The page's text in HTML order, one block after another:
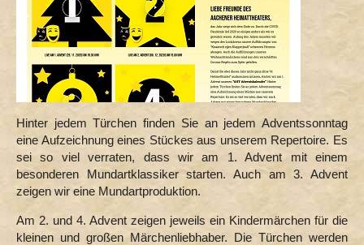
Hinter jedem Türchen finden Sie an jedem Adventssonntag
eine Aufzeichnung eines Stückes aus unserem Repertoire. Es
sei so viel verraten, dass wir am 1. Advent mit einem
besonderen Mundartklassiker starten. Auch am 3. Advent
zeigen wir eine Mundartproduktion.
Am 2. und 4. Advent zeigen jeweils ein Kindermärchen für die
kleinen und großen Märchenliebhaber. Die Türchen werden